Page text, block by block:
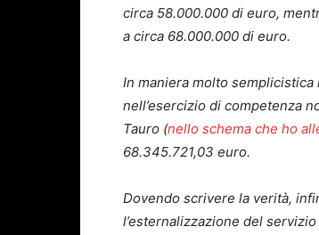
circa 58.000.000 di euro,
a circa 68.000.000 di euro.
In maniera molto
nell’esercizio di competenza
Tauro (nello schema che ho
68.345.721,03 euro.
Dovendo scrivere la verità,
l’esternalizzazione del